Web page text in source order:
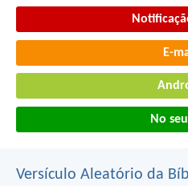
E-
No
Versículo Aleatório da